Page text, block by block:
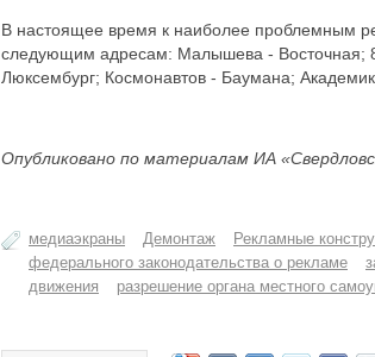
В настоящее время к наиболее проблемным
следующим адресам: Малышева - Восточная;
Люксембург; Космонавтов - Баумана;
Опубликовано по материалам ИА
медиаэкраны Демонтаж Рекламные
федерального законодательства о рекламе
движения
разрешение органа местного